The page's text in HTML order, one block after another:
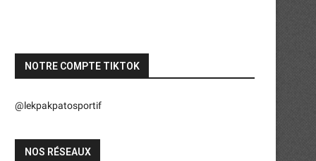
NOTRE COMPTE TIKTOK
@lekpakpatosportif
NOS RÉSEAUX